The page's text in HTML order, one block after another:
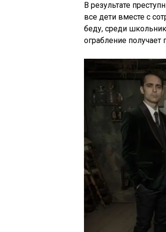
В результате
все дети вместе с
беду, среди
ограбление получает